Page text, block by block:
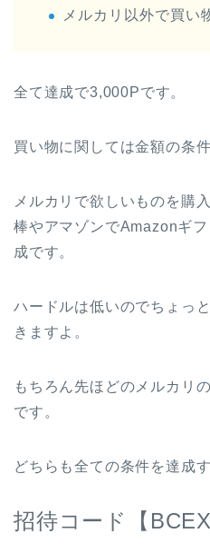
メルカリ以外で買
全て達成で3,000Pです。
買い物に関しては金額の条
メルカリで欲しいものを購
棒やアマゾンでAmazonギ
成です。
ハードルは低いのでちょっ
きますよ。
もちろん先ほどのメルカリ
です。
どちらも全ての条件を達成
招待コード【